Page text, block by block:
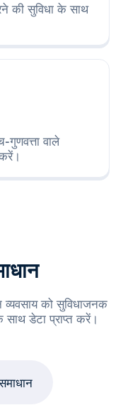
की सुविधा के साथ
गुणवत्ता वाले
को सुविधाजनक
साथ डेटा प्राप्त करें।